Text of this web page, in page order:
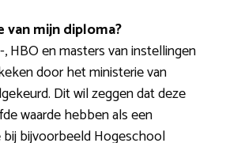
van mijn diploma?
HBO en masters van instellingen
door het ministerie van
Dit wil zeggen dat deze
waarde hebben als een
bijvoorbeeld Hogeschool